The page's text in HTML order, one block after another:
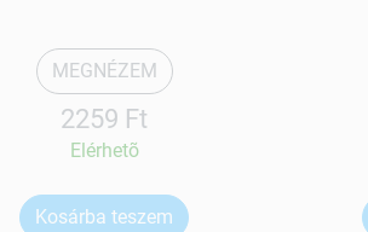
MEGNÉZEM
2259 Ft
Elérhetõ
Kosárba teszem